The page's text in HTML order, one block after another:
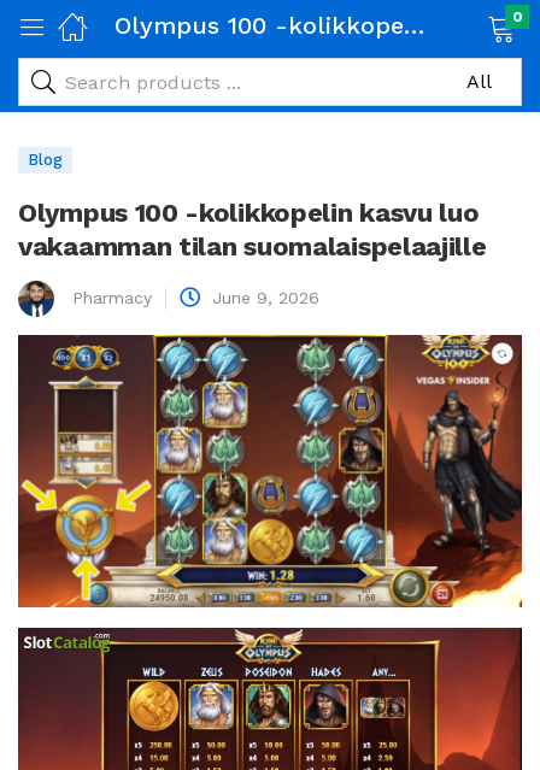
Olympus 100 -kolikkopelin kasvu luo vakaamman tilan suomalaispelaajille 0
Blog
Olympus 100 -kolikkopelin kasvu luo
vakaamman tilan suomalaispelaajille
Pharmacy June 9, 2026